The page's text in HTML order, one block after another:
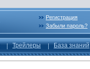
Регистрация
Забыли пароль?
Трейлеры База знаний